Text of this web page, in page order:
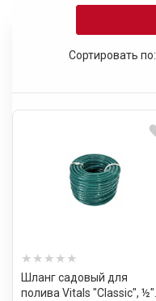
Сортировать по:
Шланг садовый для
полива Vitals "Classic", ½"